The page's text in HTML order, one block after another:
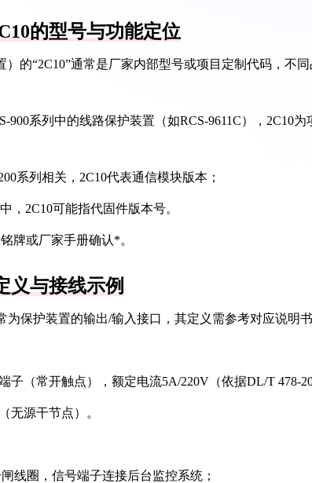
的型号与功能定位
）的“2C10”通常是厂家内部型号或项目定制代码，不
900系列中的线路保护装置（如RCS-9611C），2C10
系列相关，2C10代表通信模块版本；
，2C10可能指代固件版本号。
牌或厂家手册确认*。
义与接线示例
为保护装置的输出/输入接口，其定义需参考对应说明
子（常开触点），额定电流5A/220V（依据DL/T 478-
无源干节点）。
线圈，信号端子连接后台监控系统；